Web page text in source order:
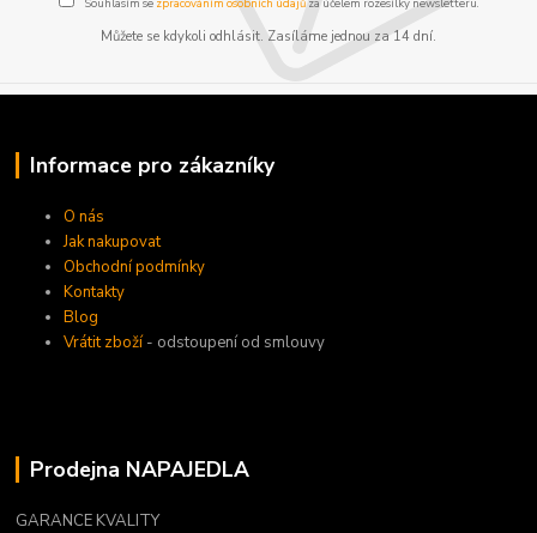
Souhlasím se zpracováním osobních údajůza účelem rozesílky newsletteru.
Můžete se kdykoli odhlásit. Zasíláme jednou za 14 dní.
Informace pro zákazníky
O nás
Jak nakupovat
Obchodní podmínky
Kontakty
Blog
Vrátit zboží- odstoupení od smlouvy
Prodejna NAPAJEDLA
GARANCE KVALITY